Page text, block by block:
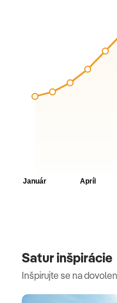
Satur inšpirácie
Inšpirujte se na